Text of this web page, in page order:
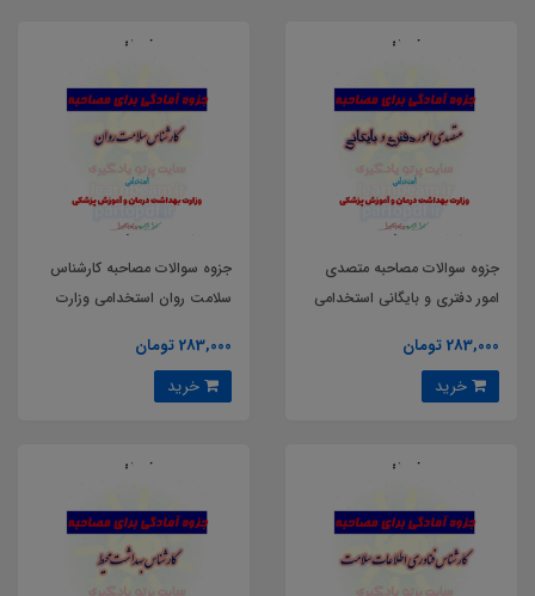
جزوه سوالات مصاحبه متصدی
امور دفتری و بایگانی استخدامی
پزشکی
283,000 تومان
جزوه سوالات مصاحبه کارشناس
سلامت روان استخدامی وزارت
283,000 تومان